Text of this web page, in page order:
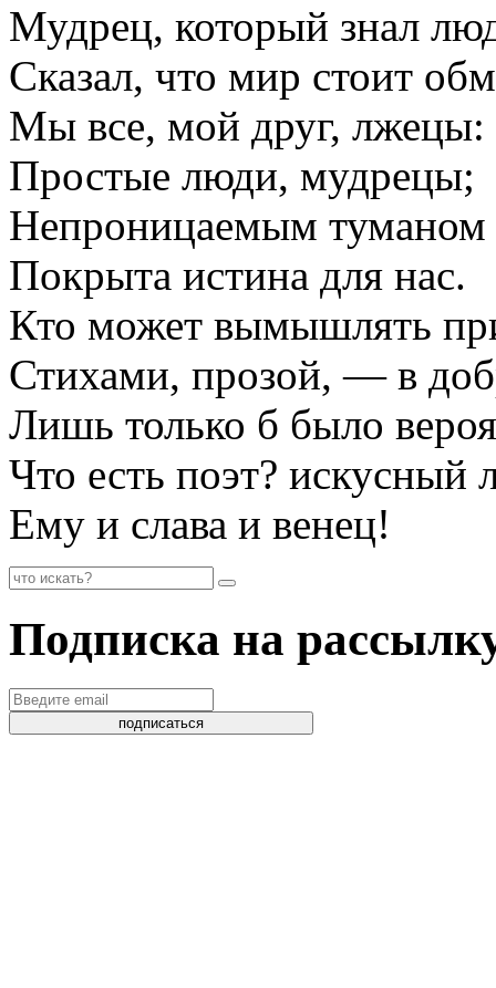
Мудрец, который знал
Сказал, что мир стоит
Мы все, мой друг, лжецы:
Простые люди, мудрецы;
Непроницаемым туманом
Покрыта истина для нас.
Кто может вымышлять
Стихами, прозой, — в
Лишь только б было
Что есть поэт? искусный
Ему и слава и венец!
Подписка на
подписаться